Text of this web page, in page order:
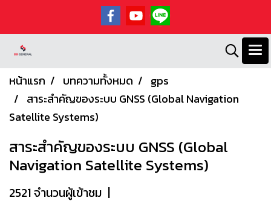
หน้าแรก บทความทั้งหมด
gps
สาระสำคัญของระบบ GNSS (Global Navigation
Satellite Systems)
สาระสำคัญของระบบ GNSS (Global
Navigation Satellite Systems)
2521 จำนวนผู้เข้าชม |